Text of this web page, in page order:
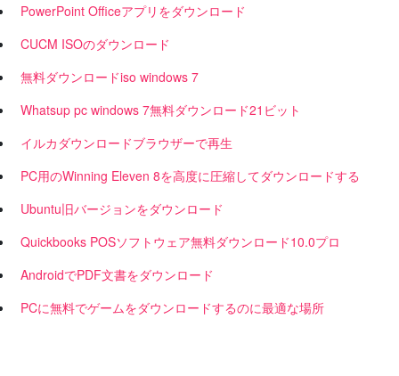
PowerPoint Officeアプリをダウンロード
CUCM ISOのダウンロード
無料ダウンロードiso windows 7
Whatsup pc windows 7無料ダウンロード21ビット
イルカダウンロードブラウザーで再生
PC用のWinning Eleven 8を高度に圧縮してダウンロードする
Ubuntu旧バージョンをダウンロード
Quickbooks POSソフトウェア無料ダウンロード10.0プロ
AndroidでPDF文書をダウンロード
PCに無料でゲームをダウンロードするのに最適な場所